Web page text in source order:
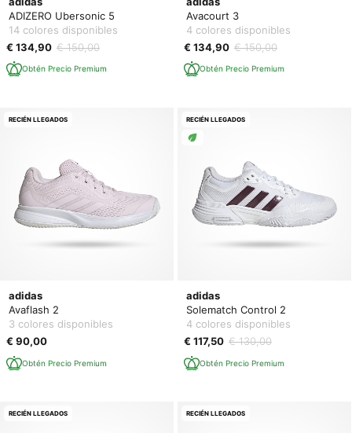
ADIZERO Ubersonic 5
14 colores disponibles
€ 134,90 € 150,00
Obtén Precio Premium
Avacourt 3
4 colores disponibles
€ 134,90 € 150,00
Obtén Precio Premium
adidas
Avaflash 2
3 colores disponibles
€ 90,00
Obtén Precio Premium
RECIÉN LLEGADOS
adidas
Solematch Control 2
4 colores disponibles
€ 117,50 € 130,00
Obtén Precio Premium
RECIÉN LLEGADOS
RECIÉN LLEGADOS RECIÉN LLEGADOS